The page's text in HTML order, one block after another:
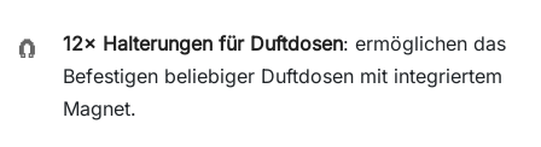
🧲 12× Halterungen für Duftdosen: ermöglichen das
Befestigen beliebiger Duftdosen mit integriertem
Magnet.